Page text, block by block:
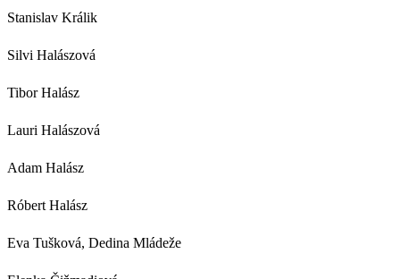
Stanislav Králik
Silvi Halászová
Tibor Halász
Lauri Halászová
Adam Halász
Róbert Halász
Eva Tušková, Dedina Mládeže